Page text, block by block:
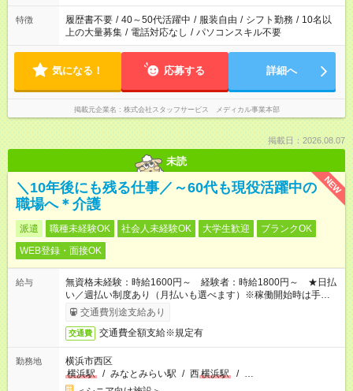
特徴 履歴書不要 / 40～50代活躍中 / 服装自由 / シフト勤務 / 10名以
上の大量募集 / 電話対応なし / パソコンスキル不要
気になる！ 応募する 詳細へ
掲載元企業名 株式会社スタッフサービス メディカル事業本部
掲載日：2026.08.07
未読
NEW
＼10年後にも残る仕事／～60代も現役活躍中の
職場へ＊介護
派遣 職種未経験OK 社会人未経験OK 大学生歓迎
ブランクOK
WEB登録・面接OK
給与
無資格未経験：時給1600円～ 経験者：時給1800円～ ★日払
い／週払い制度あり（月払いも選べます）※稼働開始時は手続き
完了次第のお支払いとなります。
交通費別途支給あり
交通費 交通費全額支給※規定有
勤務地
横浜市西区
横浜駅
/ みなとみらい駅 / 西横浜駅 / …